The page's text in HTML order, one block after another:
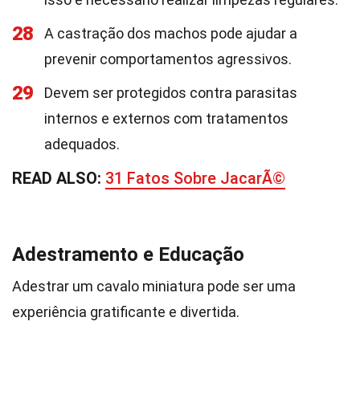
28
A castração dos machos pode ajudar a
prevenir comportamentos agressivos.
29
Devem ser protegidos contra parasitas
internos e externos com tratamentos
adequados.
READ ALSO: 31 Fatos Sobre JacarÃ©
Adestramento e Educação
Adestrar um cavalo miniatura pode ser uma
experiência gratificante e divertida.